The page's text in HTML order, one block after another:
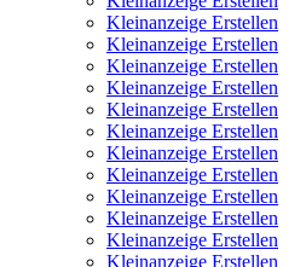
Kleinanzeige Erstellen
Kleinanzeige Erstellen
Kleinanzeige Erstellen
Kleinanzeige Erstellen
Kleinanzeige Erstellen
Kleinanzeige Erstellen
Kleinanzeige Erstellen
Kleinanzeige Erstellen
Kleinanzeige Erstellen
Kleinanzeige Erstellen
Kleinanzeige Erstellen
Kleinanzeige Erstellen